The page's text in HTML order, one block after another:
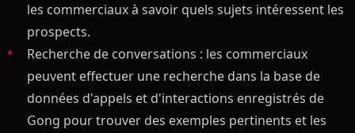
les commerciaux à savoir quels sujets intéressent les
prospects.
Recherche de conversations : les commerciaux
peuvent effectuer une recherche dans la base de
données d'appels et d'interactions enregistrés de
Gong pour trouver des exemples pertinents et les